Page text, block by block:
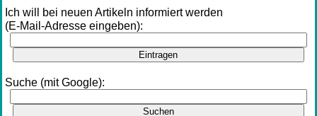
Ich will bei neuen Artikeln informiert werden
(E-Mail-Adresse eingeben):
Eintragen
Suche (mit Google):
Suchen